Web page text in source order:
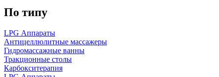
По типу
LPG Аппараты
Антицеллюлитные массажеры
Гидромассажные ванны
Тракционные столы
Карбокситерапия